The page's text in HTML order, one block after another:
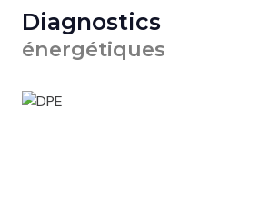
Diagnostics
énergétiques